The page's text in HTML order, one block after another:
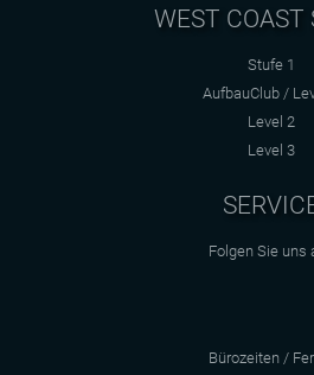
WEST COAST
Stufe 1
AufbauClub /
Level 2
Level 3
Folgen Sie uns
Bürozeiten /